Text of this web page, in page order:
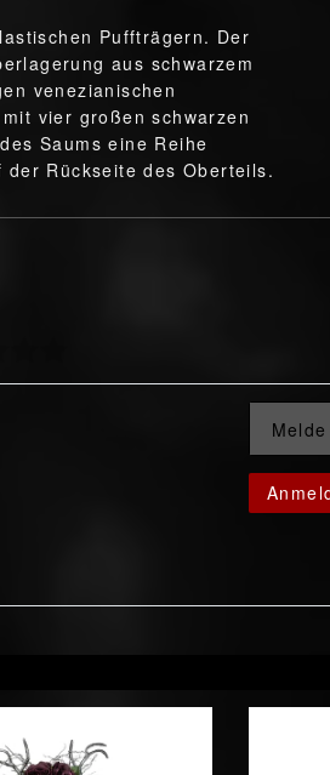
Puffträgern. Der
aus schwarzem
venezianischen
vier großen schwarzen
Saums eine Reihe
Rückseite des Oberteils.